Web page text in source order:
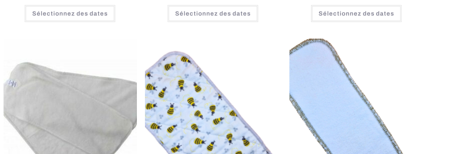
Sélectionnez des dates Sélectionnez des dates Sélectionnez des dates